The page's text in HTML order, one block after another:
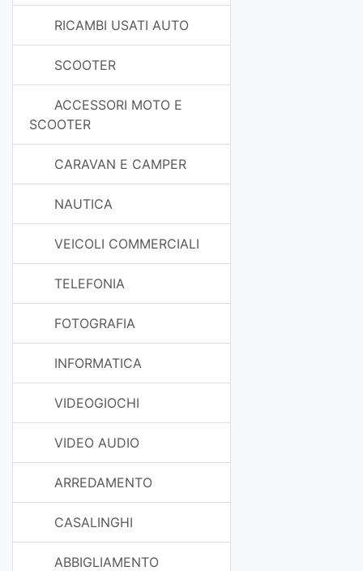
RICAMBI USATI AUTO
SCOOTER
ACCESSORI MOTO E
SCOOTER
CARAVAN E CAMPER
NAUTICA
VEICOLI COMMERCIALI
TELEFONIA
FOTOGRAFIA
INFORMATICA
VIDEOGIOCHI
VIDEO AUDIO
ARREDAMENTO
CASALINGHI
ABBIGLIAMENTO